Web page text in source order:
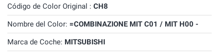
Código de Color Original : CH8
Nombre del Color: =COMBINAZIONE MIT C01 / MIT H00 -
Marca de Coche: MITSUBISHI